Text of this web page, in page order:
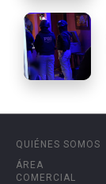
QUIÉNES SOMOS
ÁREA
COMERCIAL